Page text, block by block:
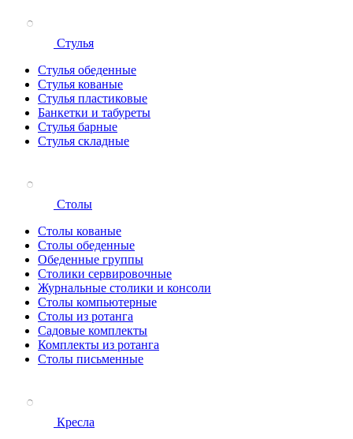
Стулья
Стулья обеденные
Стулья кованые
Стулья пластиковые
Банкетки и табуреты
Стулья барные
Стулья складные
Столы
Столы кованые
Столы обеденные
Обеденные группы
Столики сервировочные
Журнальные столики и консоли
Столы компьютерные
Столы из ротанга
Садовые комплекты
Комплекты из ротанга
Столы письменные
Кресла